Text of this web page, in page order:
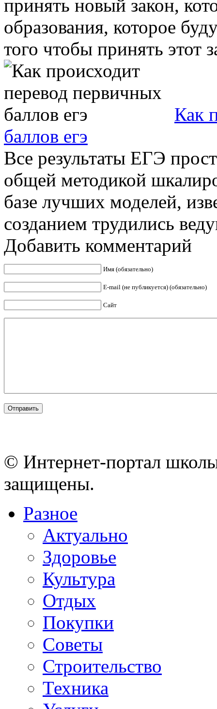
принять новый закон,
образования, которое
того чтобы принять этот
Как
баллов егэ
Все результаты ЕГЭ
общей методикой
базе лучших моделей,
созданием трудились
Добавить комментарий
Имя (обязательно)
E-mail (не публикуется) (обязательно)
Сайт
© Интернет-портал
защищены.
Разное
Актуально
Здоровье
Культура
Отдых
Покупки
Советы
Строительство
Техника